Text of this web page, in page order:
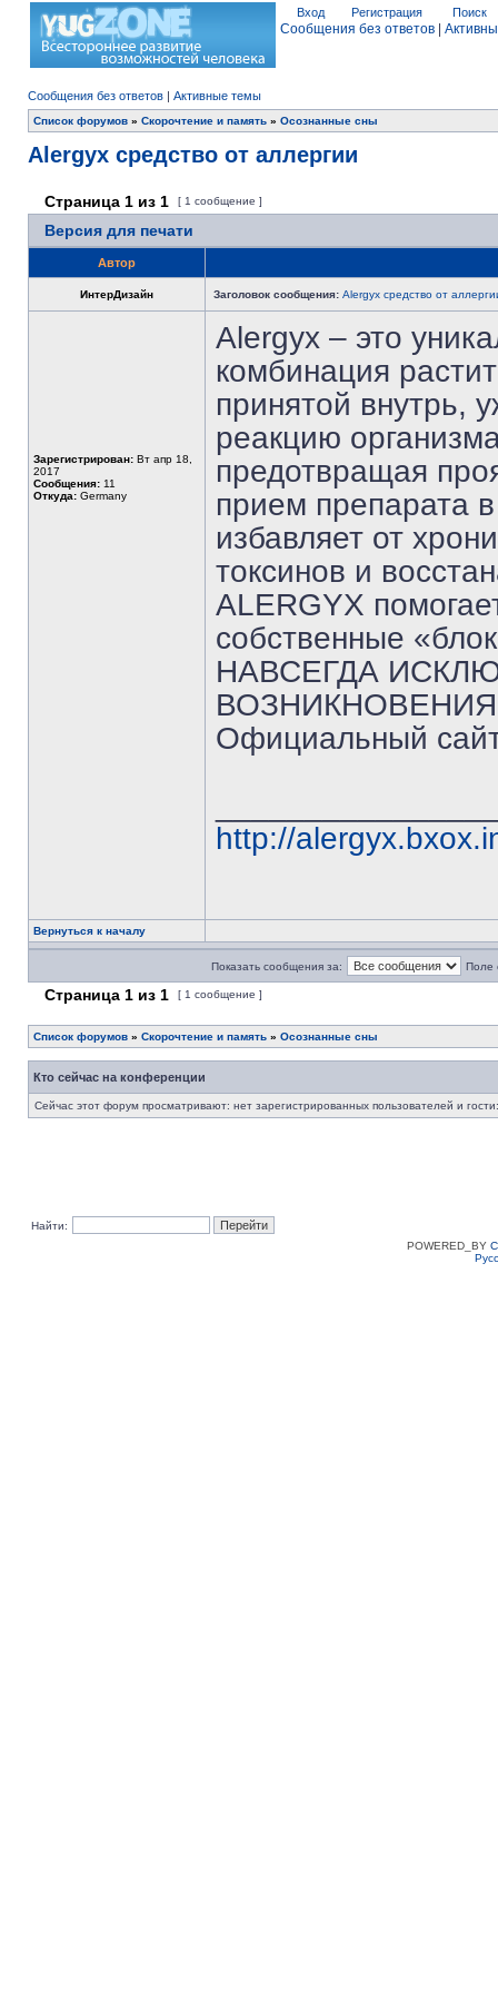
Вход Регистрация Поиск
Сообщения без ответов
Сообщения без ответов | Активные темы
Список форумов » Скорочтение и память » Осознанные сны
Alergyx средство от аллергии
Страница 1 из 1 [ 1 сообщение ]
Версия для печати
Автор
ИнтерДизайн Заголовок сообщения: Alergyx средство от
Зарегистрирован: Вт апр 18,
2017
Сообщения: 11
Откуда: Germany
Alergyx – это
комбинация
принятой внутрь,
реакцию
предотвращая
прием препарата
избавляет от
токсинов и
ALERGYX
собственные
НАВСЕГДА
Официальный
http://
Вернуться к началу
Показать сообщения за: Поле
Страница 1 из 1 [ 1 сообщение ]
Список форумов » Скорочтение и память » Осознанные сны
Кто сейчас на конференции
Сейчас этот форум просматривают: нет зарегистрированных пользователей и
Найти:
POWERED_BY